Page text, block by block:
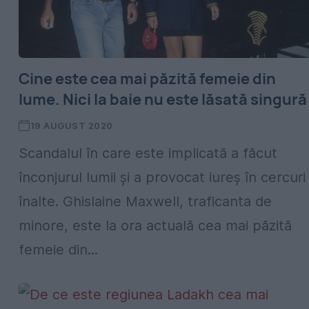
Cine este cea mai păzită femeie din
lume. Nici la baie nu este lăsată singură
19 AUGUST 2020
Scandalul în care este implicată a făcut
înconjurul lumii și a provocat iureș în cercuri
înalte. Ghislaine Maxwell, traficanta de
minore, este la ora actuală cea mai păzită
femeie din...